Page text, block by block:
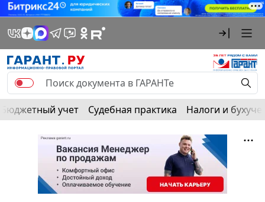
Бюджетный учет Судебная практика Налоги и